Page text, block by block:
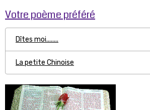
Votre poème préféré
Dîtes moi........
La petite Chinoise